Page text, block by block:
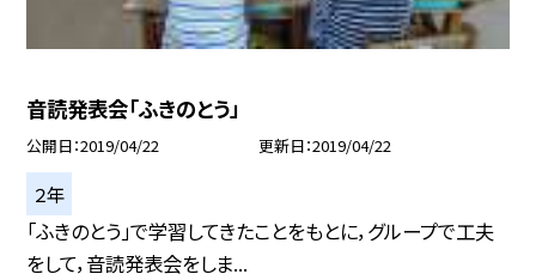
音読発表会「ふきのとう」
公開日 2019/04/22 更新日 2019/04/22
２年
「ふきのとう」で学習してきたことをもとに，グループで工夫
をして，音読発表会をしま...